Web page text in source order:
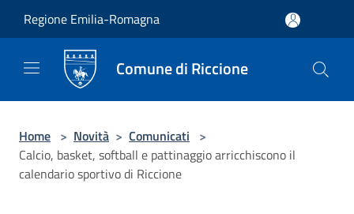
Regione Emilia-Romagna
Comune di Riccione
Home > Novità > Comunicati >
Calcio, basket, softball e pattinaggio arricchiscono il
calendario sportivo di Riccione